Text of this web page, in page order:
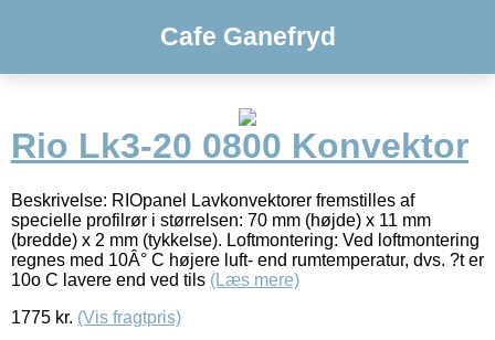
Cafe Ganefryd
Rio Lk3-20 0800 Konvektor
Beskrivelse: RIOpanel Lavkonvektorer fremstilles af
specielle profilrør i størrelsen: 70 mm (højde) x 11 mm
(bredde) x 2 mm (tykkelse). Loftmontering: Ved loftmontering
regnes med 10Â° C højere luft- end rumtemperatur, dvs. ?t er
10o C lavere end ved tils (Læs mere)
1775 kr. (Vis fragtpris)